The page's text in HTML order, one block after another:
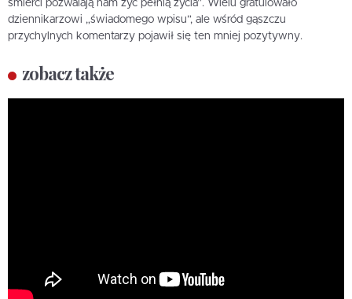
śmierci pozwalają nam żyć pełnią życia”. Wielu gratulowało
dziennikarzowi „świadomego wpisu”, ale wśród gąszczu
przychylnych komentarzy pojawił się ten mniej pozytywny.
zobacz także